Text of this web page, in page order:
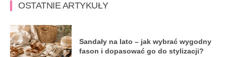
OSTATNIE ARTYKUŁY
Sandały na lato – jak wybrać wygodny
fason i dopasować go do stylizacji?